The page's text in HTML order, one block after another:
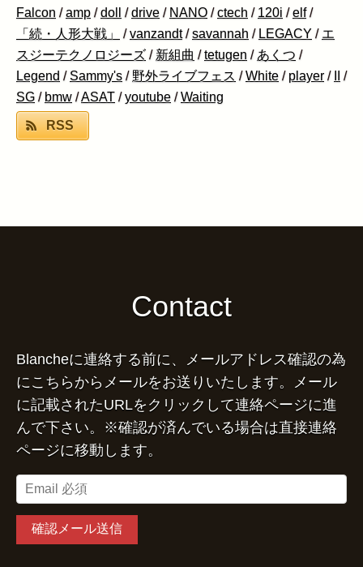
Falcon /amp /doll /drive / NANO /ctech / 120i /elf /
「続・人形大戦」
/vanzandt /savannah / LEGACY / エ
スジーテクノロジーズ / 新組曲 /tetugen / あくつ /
Legend /Sammy's / 野外ライブフェス /White / player /
/
SG / bmw /ASAT /youtube /Waiting
RSS
Contact
Blancheに連絡する前に、メールアドレス確認の為
にこちらからメールをお送りいたします。メール
に記載されたURLをクリックして連絡ページに進
んで下さい。※確認が済んでいる場合は直接連絡
ページに移動します。